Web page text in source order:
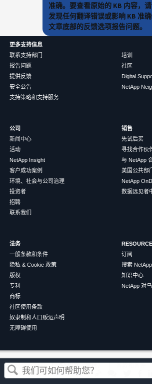
这篇文章对您有帮助吗？
准确。要查看原始的 KB 内容，
发现任何翻译错误或影响 KB 准
文章底部的反馈选项报告问题。
更多支持信息
联系支持部门
报告问题
提供反馈
安全公告
支持策略和支持服务
培训
社区
Digital
NetApp
公司
新闻中心
活动
NetApp Insight
客户成功案例
环境、社会与公司治理
投资者
招聘
联系我们
销售
先试后买
寻找合作伙
与 NetApp
美国公共部
NetApp
数据远见者
法务
一般条款和条件
隐私 & Cookie 政策
版权
专利
商标
社区使用条款
奴隶制和人口贩运声明
无障碍使用
订阅
搜索 NetApp
知识中心
NetApp 对
©2026NetApp 中文（简体）
Cookie 政策
Cookie 设置